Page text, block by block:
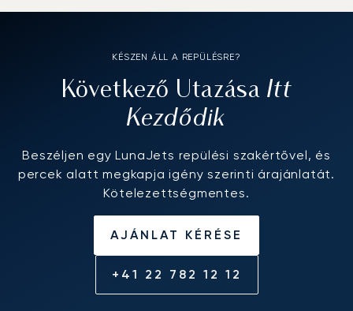
KÉSZEN ÁLL A REPÜLÉSRE?
Következő Utazása Itt
Kezdődik
Beszéljen egy LunaJets repülési szakértővel, és
percek alatt megkapja igény szerinti árajánlatát.
Kötelezettségmentes.
AJÁNLAT KÉRÉSE
+41 22 782 12 12